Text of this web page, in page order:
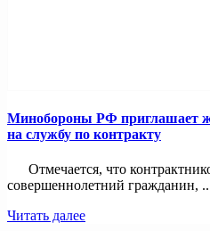
Минобoроны РФ приглaшaет
на службу по контракту
Отмечается, что
совершеннолетний гражданин,
Читать далее